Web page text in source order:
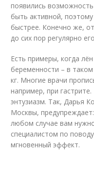
появились
быть активной,
быстрее. Конечно же,
до сих пор регулярно
Есть примеры, когда
беременности – в
кг. Многие врачи
например, при
энтузиазм. Так, Дарья
Москвы,
любом случае вам
специалистом по
мгновенный эффект.